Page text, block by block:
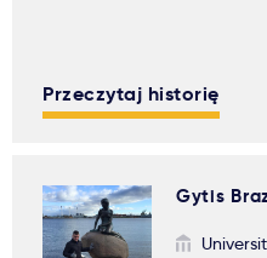
Przeczytaj historię
Gytis